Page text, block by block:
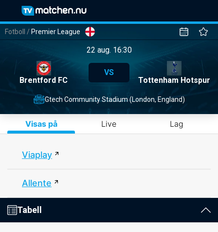
Fotboll / Premier League
22 aug. 16:30
Brentford FC
VS
Tottenham Hotspur
Gtech Community Stadium (London, England)
Visas på Live Lag
Viaplay
Allente
Tabell